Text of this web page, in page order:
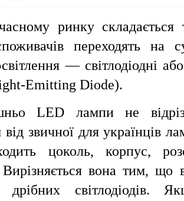
ринку складається
переходять на
— світлодіодні
Emitting Diode).
LED лампи не
звичної для українців
цоколь, корпус,
вона тим, що
дрібних